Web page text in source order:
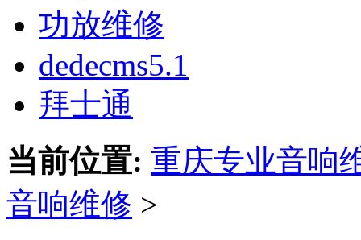
功放维修
dedecms5.1
拜士通
当前位置: 重庆专业音响
音响维修 >